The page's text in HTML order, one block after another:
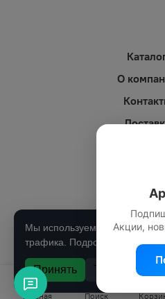
О
Статьи
сделан
Главная Поиск
Акции,
Мы используем cookie для
трафика. Подробнее в
Принять Только